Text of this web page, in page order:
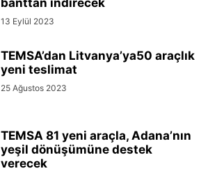
banttan indirecek
13 Eylül 2023
TEMSA’dan Litvanya’ya50 araçlık
yeni teslimat
25 Ağustos 2023
TEMSA 81 yeni araçla, Adana’nın
yeşil dönüşümüne destek
verecek